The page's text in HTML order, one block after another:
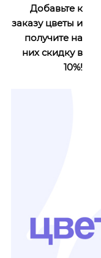
Добавьте к
заказу цветы и
получите на
них скидку в
10%!